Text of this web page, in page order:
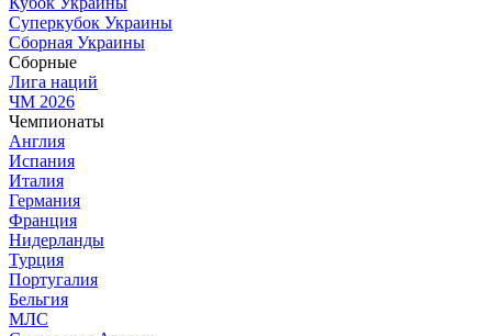
Суперкубок Украины
Сборная Украины
Сборные
Лига наций
ЧМ 2026
Чемпионаты
Англия
Испания
Италия
Германия
Франция
Нидерланды
Турция
Португалия
Бельгия
МЛС